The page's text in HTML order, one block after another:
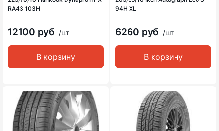
RA43 103H
12100 руб /шт
В корзину
94H XL
6260 руб /шт
В корзину